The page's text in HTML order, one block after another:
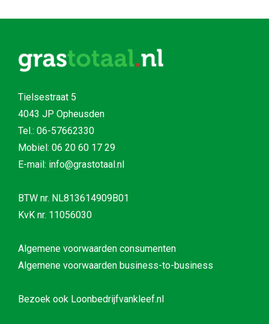
Tielsestraat 5
4043 JP Opheusden
Tel.: 06-57662330
Mobiel: 06 20 60 17 29
E-mail: info@grastotaal.nl
BTW nr. NL813614909B01
KvK nr. 11056030
Algemene voorwaarden consumenten
Algemene voorwaarden business-to-business
Bezoek ook Loonbedrijfvankleef.nl